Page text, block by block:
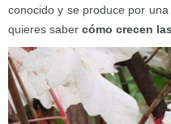
conocido y se produce por
quieres saber cómo crecen